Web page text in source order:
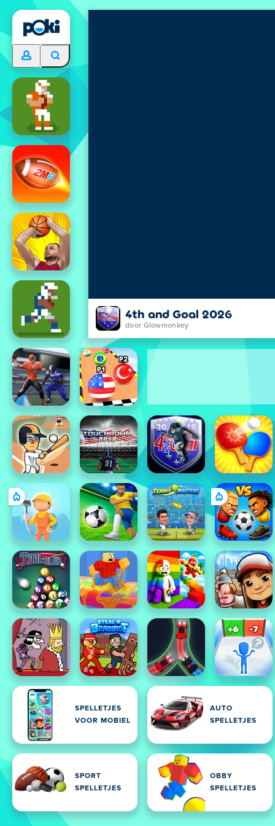
4th and Goal 2026
door Glowmonkey
SPELLETJES
VOOR MOBIEL
AUTO
SPELLETJES
SPORT
SPELLETJES
OBBY
SPELLETJES